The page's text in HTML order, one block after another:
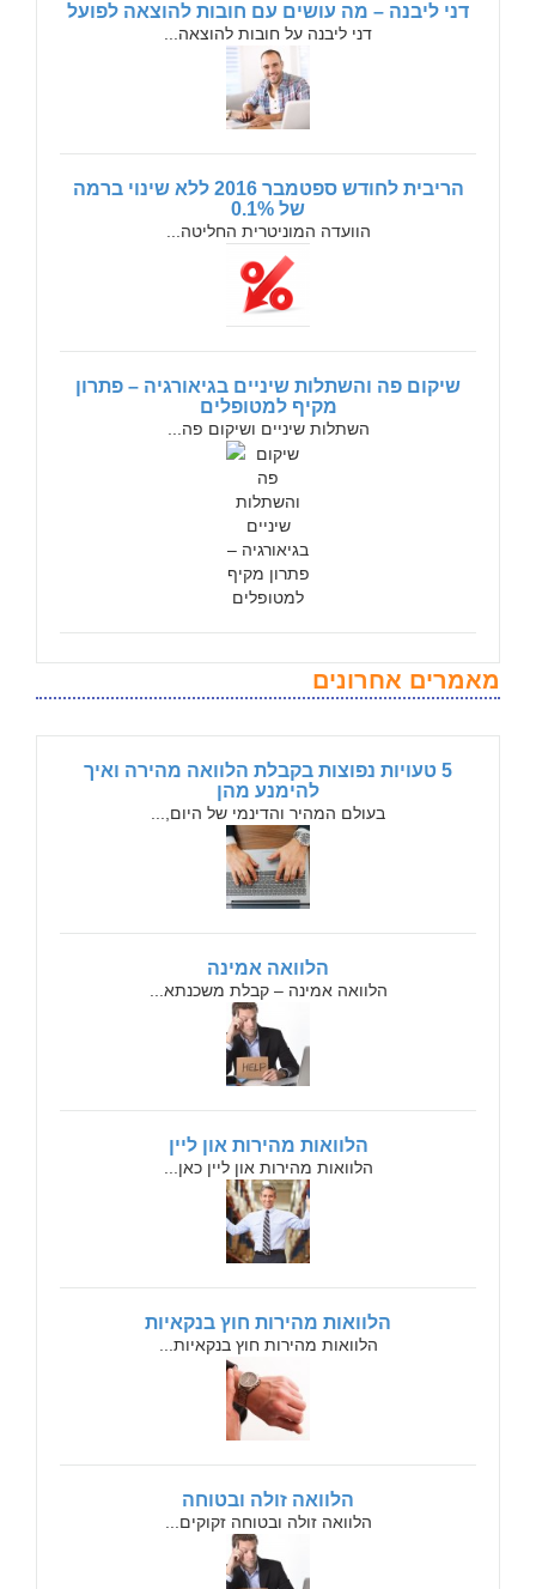
דני ליבנה – מה עושים עם חובות להוצאה לפועל
דני ליבנה על חובות להוצאה...
הריבית לחודש ספטמבר 2016 ללא שינוי ברמה
של 0.1%
הוועדה המוניטרית החליטה...
שיקום פה והשתלות שיניים בגיאורגיה – פתרון
מקיף למטופלים
השתלות שיניים ושיקום פה...
מאמרים אחרונים
5 טעויות נפוצות בקבלת הלוואה מהירה ואיך
להימנע מהן
בעולם המהיר והדינמי של היום,...
הלוואה אמינה
הלוואה אמינה – קבלת משכנתא...
הלוואות מהירות און ליין
הלוואות מהירות און ליין כאן...
הלוואות מהירות חוץ בנקאיות
הלוואות מהירות חוץ בנקאיות...
הלוואה זולה ובטוחה
הלוואה זולה ובטוחה זקוקים...